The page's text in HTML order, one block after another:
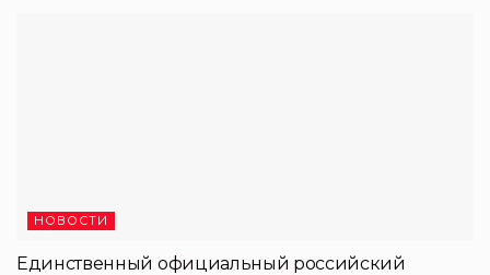
НОВОСТИ
Единственный официальный российский